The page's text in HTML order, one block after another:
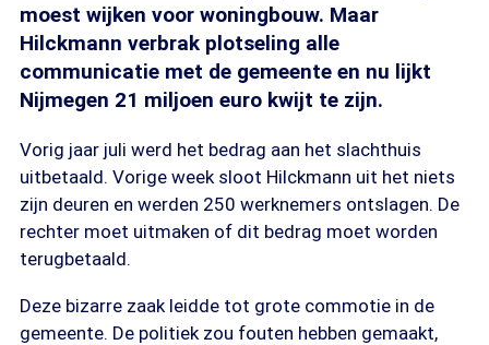
moest wijken voor woningbouw. Maar
Hilckmann verbrak plotseling alle
communicatie met de gemeente en nu lijkt
Nijmegen 21 miljoen euro kwijt te zijn.
Vorig jaar juli werd het bedrag aan het slachthuis
uitbetaald. Vorige week sloot Hilckmann uit het niets
zijn deuren en werden 250 werknemers ontslagen. De
rechter moet uitmaken of dit bedrag moet worden
terugbetaald.
Deze bizarre zaak leidde tot grote commotie in de
gemeente. De politiek zou fouten hebben gemaakt,